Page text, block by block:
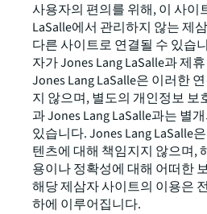
사용자의 편의를 위해, 이 사이
LaSalle에서 관리하지 않는 제
다른 사이트로 연결될 수 있습
자가 Jones Lang LaSalle과 제
Jones Lang LaSalle은 이러한
지 않으며, 별도의 개인정보 보
과 Jones Lang LaSalle과는 별
있습니다. Jones Lang LaSalle
텐츠에 대해 책임지지 않으며,
용이나 정확성에 대해 어떠한
해당 제삼자 사이트의 이용은
하에 이루어집니다.